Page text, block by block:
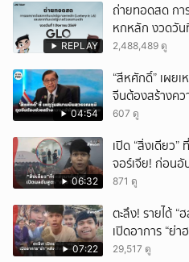
REPLAY
ถ่ายทอดสด กา
หกหลัก งวดวั
2,488,489 ดู
04:54
“สีหศักดิ์” เผย
จีนต้องสร้างควา
ปกป้องฝ่ายจีนเ
607 ดู
06:32
เปิด “สิ่งเดียว”
จอร์เจีย! ก่อนอั
871 ดู
07:22
ตะลึง! รายได้ “
เปิดอาการ “ย่
บุตร!
29,517 ดู